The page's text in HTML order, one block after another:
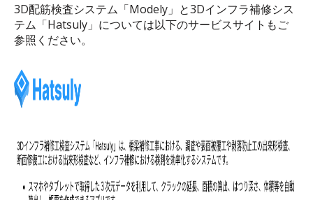
3D配筋検査システム「Modely」と3Dインフラ補修シス
テム「Hatsuly」については以下のサービスサイトもご
参照ください。